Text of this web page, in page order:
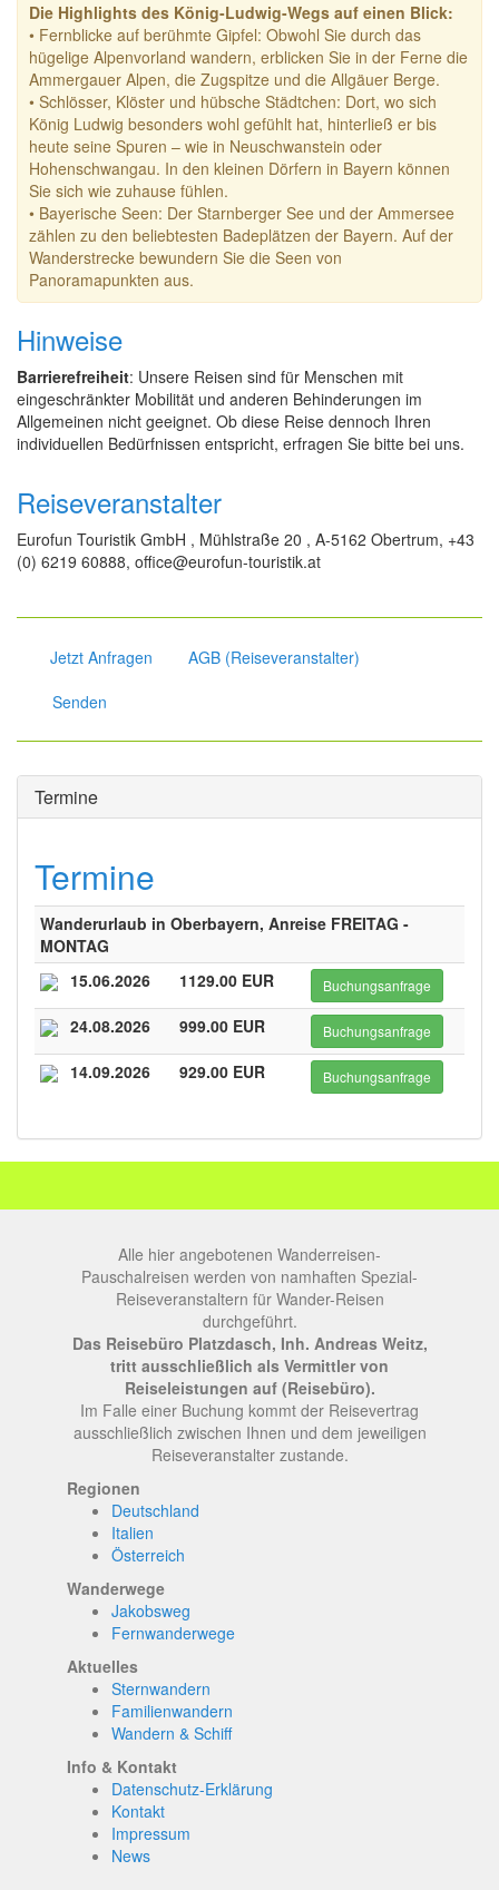
Die Highlights des König-Ludwig-Wegs auf einen Blick:
• Fernblicke auf berühmte Gipfel: Obwohl Sie durch das
hügelige Alpenvorland wandern, erblicken Sie in der Ferne die
Ammergauer Alpen, die Zugspitze und die Allgäuer Berge.
• Schlösser, Klöster und hübsche Städtchen: Dort, wo sich
König Ludwig besonders wohl gefühlt hat, hinterließ er bis
heute seine Spuren – wie in Neuschwanstein oder
Hohenschwangau. In den kleinen Dörfern in Bayern können
Sie sich wie zuhause fühlen.
• Bayerische Seen: Der Starnberger See und der Ammersee
zählen zu den beliebtesten Badeplätzen der Bayern. Auf der
Wanderstrecke bewundern Sie die Seen von
Panoramapunkten aus.
Hinweise
Barrierefreiheit: Unsere Reisen sind für Menschen mit
eingeschränkter Mobilität und anderen Behinderungen im
Allgemeinen nicht geeignet. Ob diese Reise dennoch Ihren
individuellen Bedürfnissen entspricht, erfragen Sie bitte bei uns.
Reiseveranstalter
Eurofun Touristik GmbH , Mühlstraße 20 , A-5162 Obertrum, +43
(0) 6219 60888, office@eurofun-touristik.at
Jetzt Anfragen
AGB (Reiseveranstalter)
Senden
Termine
Termine
Wanderurlaub in Oberbayern, Anreise FREITAG -
MONTAG
15.06.2026
1129.00 EUR Buchungsanfrage
24.08.2026 999.00 EUR Buchungsanfrage
14.09.2026 929.00 EUR Buchungsanfrage
Alle hier angebotenen Wanderreisen-
Pauschalreisen werden von namhaften Spezial-
Reiseveranstaltern für Wander-Reisen
durchgeführt.
Das Reisebüro Platzdasch, Inh. Andreas Weitz,
tritt ausschließlich als Vermittler von
Reiseleistungen auf (Reisebüro).
Im Falle einer Buchung kommt der Reisevertrag
ausschließlich zwischen Ihnen und dem jeweiligen
Reiseveranstalter zustande.
Regionen
Deutschland
Italien
Österreich
Wanderwege
Jakobsweg
Fernwanderwege
Aktuelles
Sternwandern
Familienwandern
Wandern & Schiff
Info & Kontakt
Datenschutz-Erklärung
Kontakt
Impressum
News